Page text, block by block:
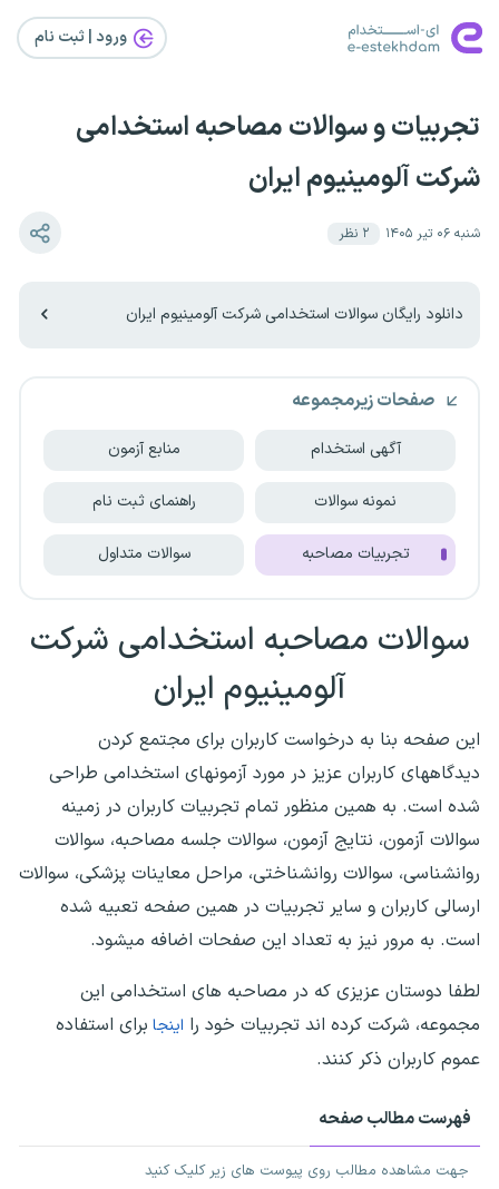
ورود | ثبت‌ نام
تجربیات و سوالات مصاحبه استخدامی
شرکت آلومینیوم ایران
شنبه ۰۶ تیر ۱۴۰۵ ۲ نظر
دانلود رایگان سوالات استخدامی شرکت آلومینیوم ایران
صفحات زیرمجموعه
آگهی استخدام منابع آزمون
نمونه سوالات راهنمای ثبت نام
تجربیات مصاحبه سوالات متداول
سوالات مصاحبه استخدامی شرکت
آلومینیوم ایران
این صفحه بنا به درخواست کاربران برای مجتمع کردن
دیدگاههای کاربران عزیز در مورد آزمونهای استخدامی طراحی
شده است. به همین منظور تمام تجربیات کاربران در زمینه
سوالات آزمون، نتایج آزمون، سوالات جلسه مصاحبه، سوالات
روانشناسی، سوالات روانشناختی، مراحل معاینات پزشکی، سوالات
ارسالی کاربران و سایر تجربیات در همین صفحه تعبیه شده
است. به مرور نیز به تعداد این صفحات اضافه میشود.
لطفا دوستان عزیزی که در مصاحبه های استخدامی این
مجموعه، شرکت کرده اند تجربیات خود را اینجا برای استفاده
عموم کاربران ذکر کنند.
فهرست مطالب صفحه
جهت مشاهده مطالب روی پیوست های زیر کلیک کنید